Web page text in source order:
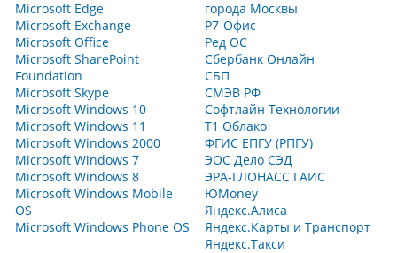
Microsoft Edge
Microsoft Exchange
Microsoft Office
Microsoft SharePoint
Foundation
Microsoft Skype
Microsoft Windows 10
Microsoft Windows 11
Microsoft Windows 2000
Microsoft Windows 7
Microsoft Windows 8
Microsoft Windows Mobile
OS
Microsoft Windows Phone OS
города Москвы
Р7-Офис
Ред ОС
Сбербанк Онлайн
СБП
СМЭВ РФ
Софтлайн Технологии
Т1 Облако
ФГИС ЕПГУ (РПГУ)
ЭОС Дело СЭД
ЭРА-ГЛОНАСС ГАИС
ЮMoney
Яндекс.Алиса
Яндекс.Карты и Транспорт
Яндекс.Такси